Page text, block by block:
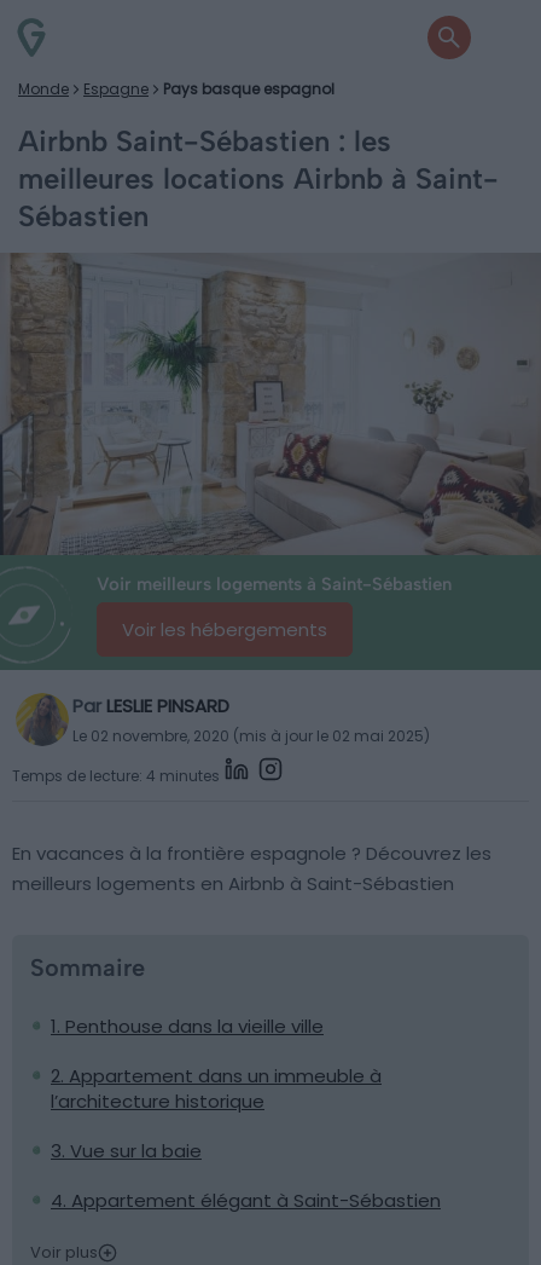
Monde Espagne Pays basque espagnol
Airbnb Saint-Sébastien : les
meilleures locations Airbnb à Saint-
Sébastien
Voir meilleurs logements à Saint-Sébastien
Voir les hébergements
Par LESLIE PINSARD
Le 02 novembre, 2020 (mis à jour le 02 mai 2025)
Temps de lecture: 4 minutes
En vacances à la frontière espagnole ? Découvrez les
meilleurs logements en Airbnb à Saint-Sébastien
Sommaire
1. Penthouse dans la vieille ville
2. Appartement dans un immeuble à
l’architecture historique
3. Vue sur la baie
4. Appartement élégant à Saint-Sébastien
Voir plus